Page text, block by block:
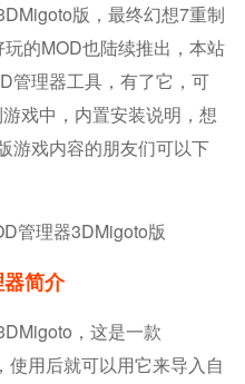
版，最终幻想7重制
的MOD也陆续推出，本站
管理器工具，有了它，可
戏中，内置安装说明，想
游戏内容的朋友们可以下
简介
，这是一款
使用后就可以用它来导入自